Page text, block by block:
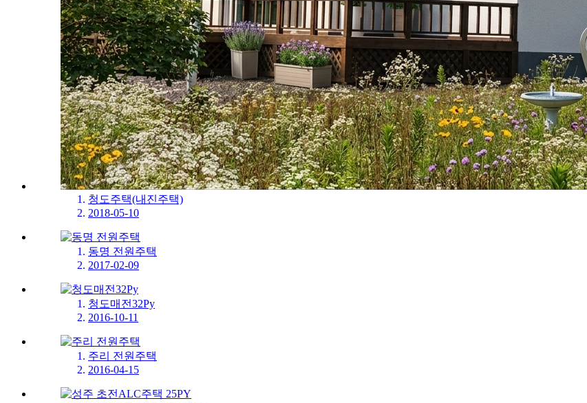
청도주택(내진주택)
2018-05-10
동명 전원주택
2017-02-09
청도매전32Py
2016-10-11
주리 전원주택
2016-04-15